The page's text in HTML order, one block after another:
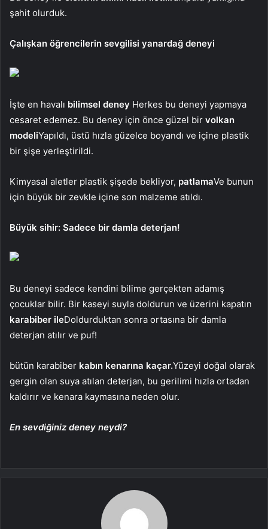
şahit olurduk.
Çalışkan öğrencilerin sevgilisi yanardağ deneyi
İşte en havalı bilimsel deney Herkes bu deneyi yapmaya
cesaret edemez. Bu deney için önce güzel bir volkan
modeliYapıldı, üstü hızla güzelce boyandı ve içine plastik
bir şişe yerleştirildi.
Kimyasal aletler plastik şişede bekliyor, patlamaVe bunun
için büyük bir zevkle içine son malzeme atıldı.
Büyük sihir: Sadece bir damla deterjan!
Bu deneyi sadece kendini bilime gerçekten adamış
çocuklar bilir. Bir kaseyi suyla doldurun ve üzerini kapatın
karabiber ileDoldurduktan sonra ortasına bir damla
deterjan atılır ve puf!
bütün karabiber kabın kenarına kaçar.Yüzeyi doğal olarak
gergin olan suya atılan deterjan, bu gerilimi hızla ortadan
kaldırır ve kenara kaymasına neden olur.
En sevdiğiniz deney neydi?